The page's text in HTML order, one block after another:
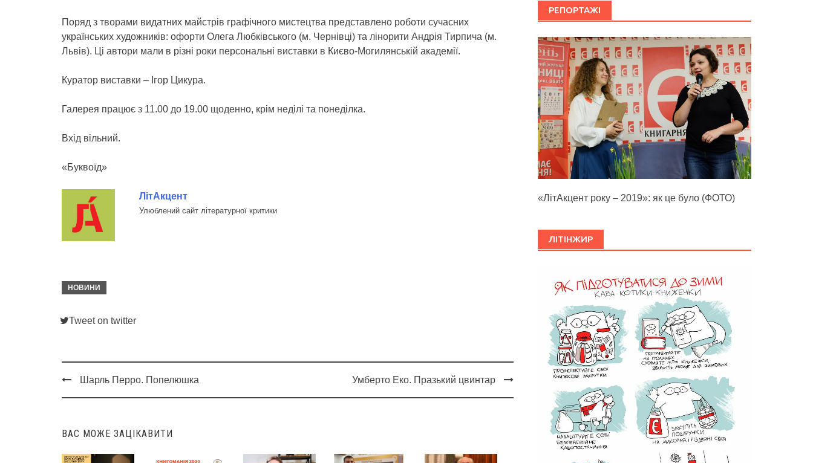
Поряд з творами видатних майстрів графічного мистецтва представлено роботи сучасних
українських художників: офорти Олега Любківського (м. Чернівці) та лінорити Андрія Тирпича (м.
Львів). Ці автори мали в різні роки персональні виставки в Києво-Могилянській академії.
Куратор виставки – Ігор Цикура.
Галерея працює з 11.00 до 19.00 щоденно, крім неділі та понеділка.
Вхід вільний.
«Буквоїд»
ЛітАкцент
Улюблений сайт літературної критики
НОВИНИ
Tweet on twitter
Post
Шарль Перро. Попелюшка Умберто Еко. Празький цвинтар
ВАС МОЖЕ ЗАЦІКАВИТИ
РЕПОРТАЖІ
«ЛітАкцент року – 2019»: як це було (ФОТО)
ЛІТІНЖИР